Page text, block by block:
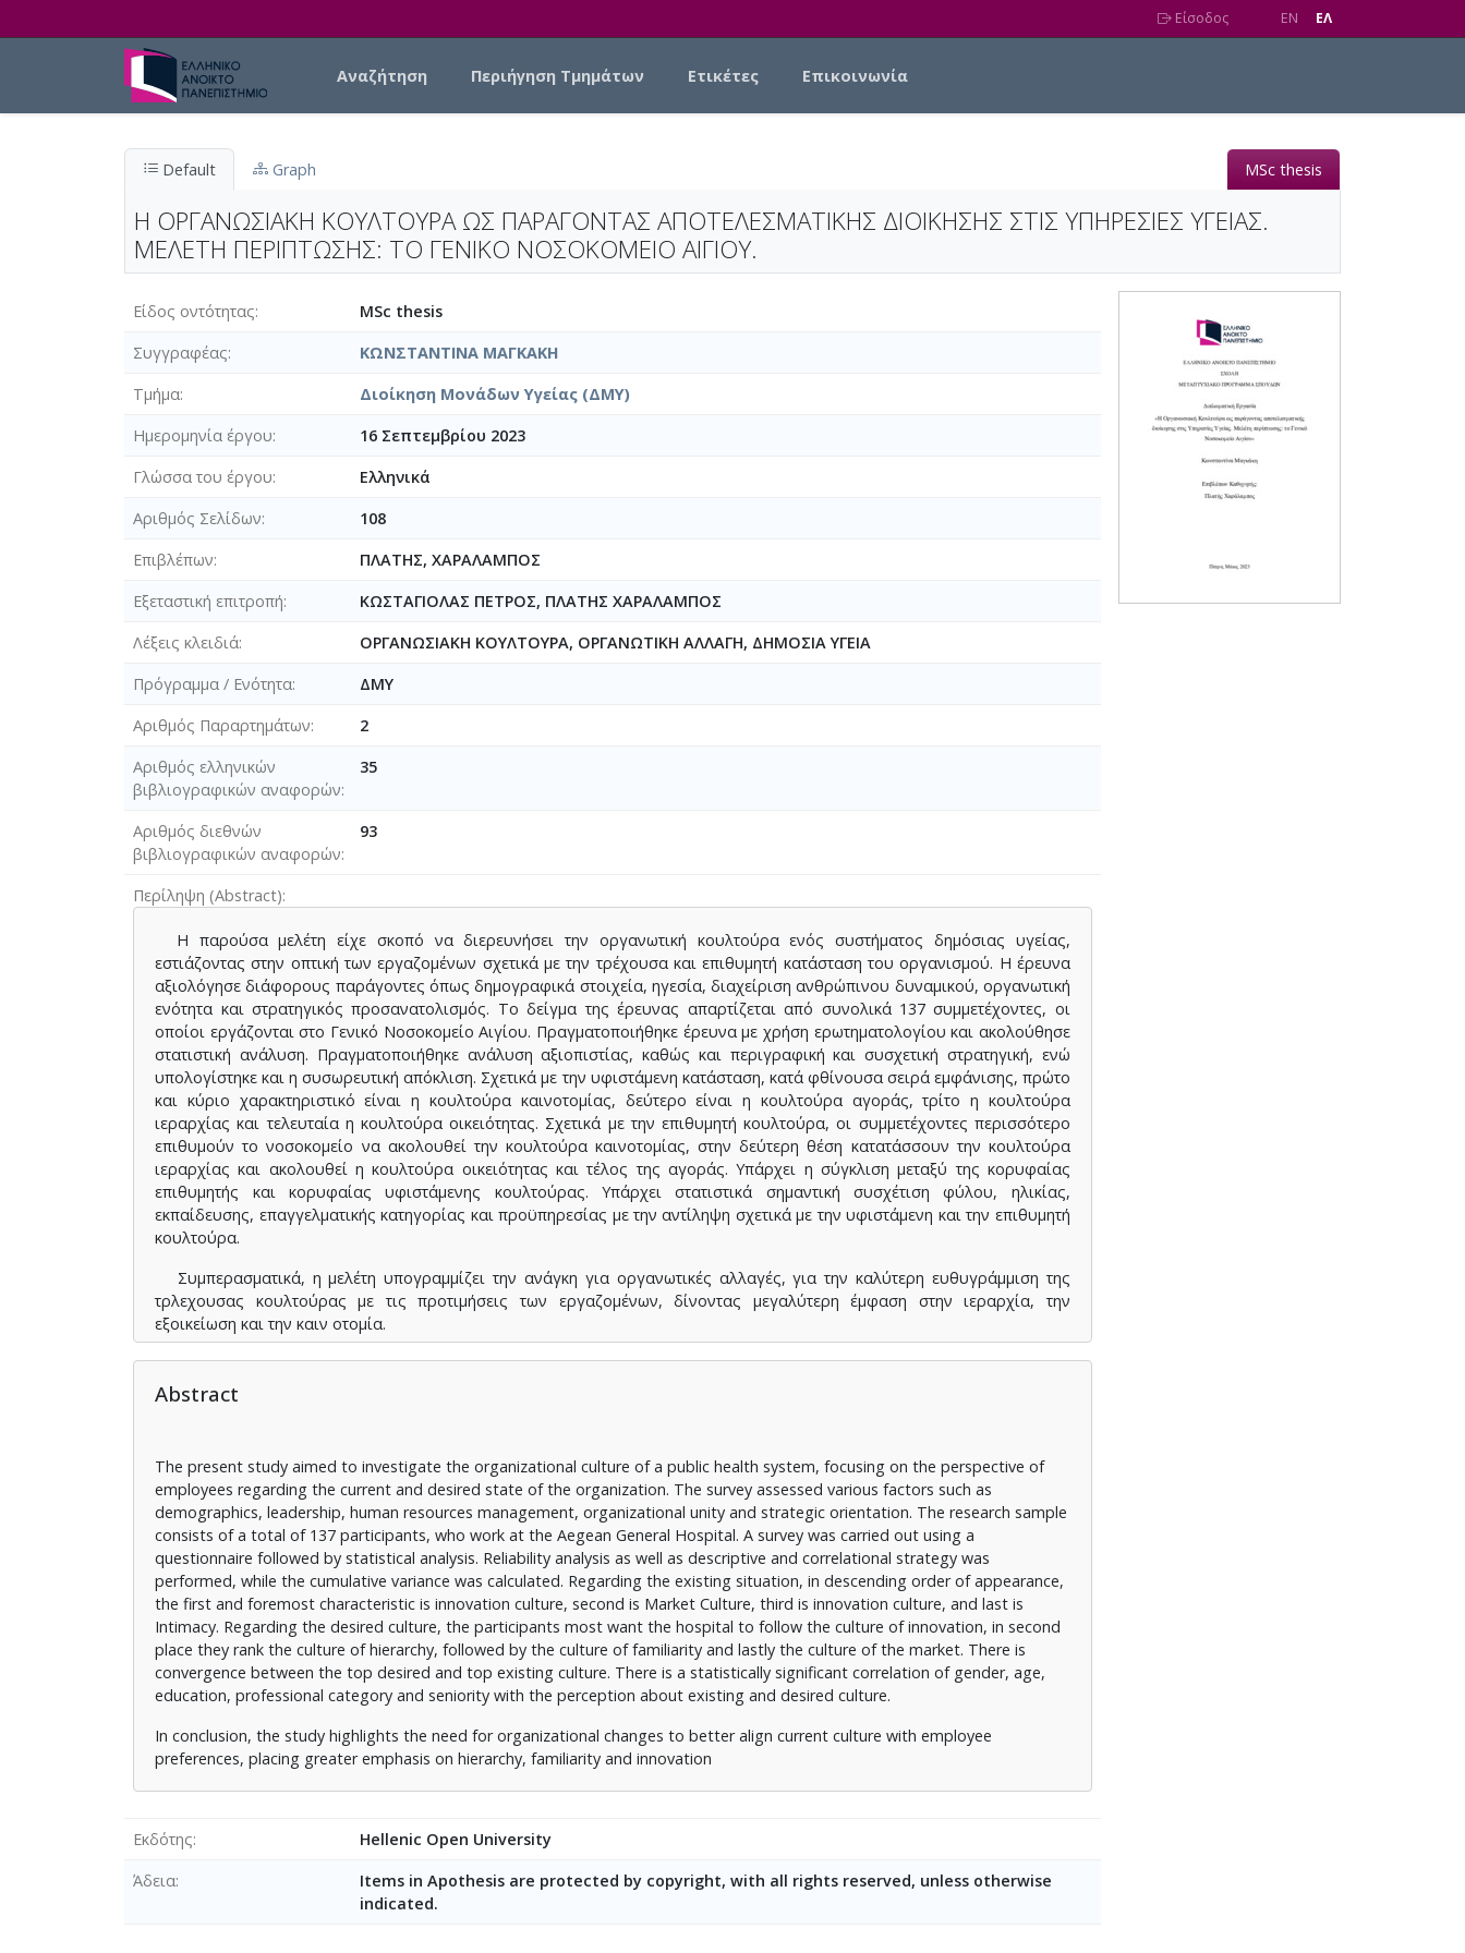
Είσοδος EN EΛ
Αναζήτηση Περιήγηση Τμημάτων Ετικέτες Επικοινωνία
Default Graph MSc thesis
Η ΟΡΓΑΝΩΣΙΑΚΗ ΚΟΥΛΤΟΥΡΑ ΩΣ ΠΑΡΑΓΟΝΤΑΣ ΑΠΟΤΕΛΕΣΜΑΤΙΚΗΣ ΔΙΟΙΚΗΣΗΣ ΣΤΙΣ ΥΠΗΡΕΣΙΕΣ ΥΓΕΙΑΣ.
ΜΕΛΕΤΗ ΠΕΡΙΠΤΩΣΗΣ: ΤΟ ΓΕΝΙΚΟ ΝΟΣΟΚΟΜΕΙΟ ΑΙΓΙΟΥ.
Είδος οντότητας
MSc thesis
Συγγραφέας
ΚΩΝΣΤΑΝΤΙΝΑ ΜΑΓΚΑΚΗ
Τμήμα
Διοίκηση Μονάδων Υγείας (ΔΜΥ)
Ημερομηνία έργου
16 Σεπτεμβρίου 2023
Γλώσσα του έργου
Ελληνικά
Αριθμός Σελίδων
108
Επιβλέπων
ΠΛΑΤΗΣ, ΧΑΡΑΛΑΜΠΟΣ
Εξεταστική επιτροπή
ΚΩΣΤΑΓΙΟΛΑΣ ΠΕΤΡΟΣ, ΠΛΑΤΗΣ ΧΑΡΑΛΑΜΠΟΣ
Λέξεις κλειδιά
ΟΡΓΑΝΩΣΙΑΚΗ ΚΟΥΛΤΟΥΡΑ, ΟΡΓΑΝΩΤΙΚΗ ΑΛΛΑΓΗ, ΔΗΜΟΣΙΑ ΥΓΕΙΑ
Πρόγραμμα / Ενότητα
ΔΜΥ
Αριθμός Παραρτημάτων
2
Αριθμός ελληνικών
βιβλιογραφικών αναφορών
35
Αριθμός διεθνών
βιβλιογραφικών αναφορών
93
Περίληψη (Abstract)
Η παρούσα μελέτη είχε σκοπό να διερευνήσει την οργανωτική κουλτούρα ενός συστήματος δημόσιας υγείας,
εστιάζοντας στην οπτική των εργαζομένων σχετικά με την τρέχουσα και επιθυμητή κατάσταση του οργανισμού. Η έρευνα
αξιολόγησε διάφορους παράγοντες όπως δημογραφικά στοιχεία, ηγεσία, διαχείριση ανθρώπινου δυναμικού, οργανωτική
ενότητα και στρατηγικός προσανατολισμός. Το δείγμα της έρευνας απαρτίζεται από συνολικά 137 συμμετέχοντες, οι
οποίοι εργάζονται στο Γενικό Νοσοκομείο Αιγίου. Πραγματοποιήθηκε έρευνα με χρήση ερωτηματολογίου και ακολούθησε
στατιστική ανάλυση. Πραγματοποιήθηκε ανάλυση αξιοπιστίας, καθώς και περιγραφική και συσχετική στρατηγική, ενώ
υπολογίστηκε και η συσωρευτική απόκλιση. Σχετικά με την υφιστάμενη κατάσταση, κατά φθίνουσα σειρά εμφάνισης, πρώτο
και κύριο χαρακτηριστικό είναι η κουλτούρα καινοτομίας, δεύτερο είναι η κουλτούρα αγοράς, τρίτο η κουλτούρα
ιεραρχίας και τελευταία η κουλτούρα οικειότητας. Σχετικά με την επιθυμητή κουλτούρα, οι συμμετέχοντες περισσότερο
επιθυμούν το νοσοκομείο να ακολουθεί την κουλτούρα καινοτομίας, στην δεύτερη θέση κατατάσσουν την κουλτούρα
ιεραρχίας και ακολουθεί η κουλτούρα οικειότητας και τέλος της αγοράς. Υπάρχει η σύγκλιση μεταξύ της κορυφαίας
επιθυμητής και κορυφαίας υφιστάμενης κουλτούρας. Υπάρχει στατιστικά σημαντική συσχέτιση φύλου, ηλικίας,
εκπαίδευσης, επαγγελματικής κατηγορίας και προϋπηρεσίας με την αντίληψη σχετικά με την υφιστάμενη και την επιθυμητή
κουλτούρα.
Συμπερασματικά, η μελέτη υπογραμμίζει την ανάγκη για οργανωτικές αλλαγές, για την καλύτερη ευθυγράμμιση της
τρλεχουσας κουλτούρας με τις προτιμήσεις των εργαζομένων, δίνοντας μεγαλύτερη έμφαση στην ιεραρχία, την
εξοικείωση και την καιν οτομία.
Abstract
The present study aimed to investigate the organizational culture of a public health system, focusing on the perspective of
employees regarding the current and desired state of the organization. The survey assessed various factors such as
demographics, leadership, human resources management, organizational unity and strategic orientation. The research sample
consists of a total of 137 participants, who work at the Aegean General Hospital. A survey was carried out using a
questionnaire followed by statistical analysis. Reliability analysis as well as descriptive and correlational strategy was
performed, while the cumulative variance was calculated. Regarding the existing situation, in descending order of appearance,
the first and foremost characteristic is innovation culture, second is Market Culture, third is innovation culture, and last is
Intimacy. Regarding the desired culture, the participants most want the hospital to follow the culture of innovation, in second
place they rank the culture of hierarchy, followed by the culture of familiarity and lastly the culture of the market. There is
convergence between the top desired and top existing culture. There is a statistically significant correlation of gender, age,
education, professional category and seniority with the perception about existing and desired culture.
In conclusion, the study highlights the need for organizational changes to better align current culture with employee
preferences, placing greater emphasis on hierarchy, familiarity and innovation
Εκδότης
Hellenic Open University
Άδεια
Items in Apothesis are protected by copyright, with all rights reserved, unless otherwise
indicated.